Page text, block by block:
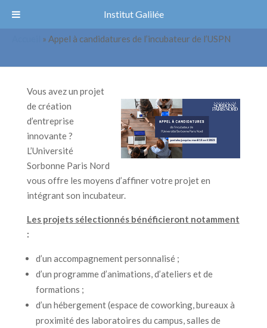
» Appel à candidatures de l’incubateur de l’USPN
Appel à candidatures de l’incubateur
Vous avez un projet
de création
d’entreprise
innovante ?
L’Université
Sorbonne Paris Nord
vous offre les moyens d’affiner votre projet en
intégrant son incubateur.
Les projets sélectionnés bénéficieront notamment
:
d’un accompagnement personnalisé ;
d’un programme d’animations, d’ateliers et de
formations ;
d’un hébergement (espace de coworking, bureaux à
proximité des laboratoires du campus, salles de
Institut Galilée